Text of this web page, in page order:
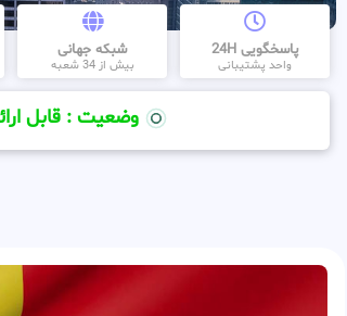
پاسخگویی 24H
واحد پشتیبانی
شبکه جهانی
بیش از 34 شعبه
وضعیت : قابل